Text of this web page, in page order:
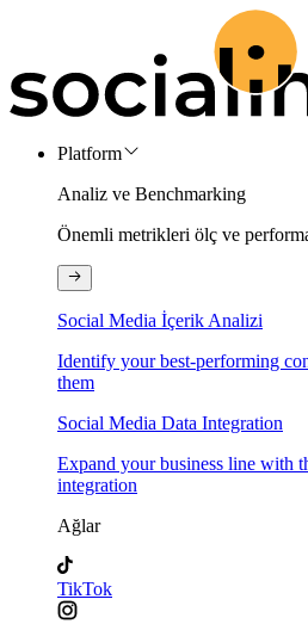
Platform
Analiz ve Benchmarking
Önemli metrikleri ölç ve
Social Media İçerik Analizi
Identify your best-performing
them
Social Media Data Integration
Expand your business line with
integration
Ağlar
TikTok